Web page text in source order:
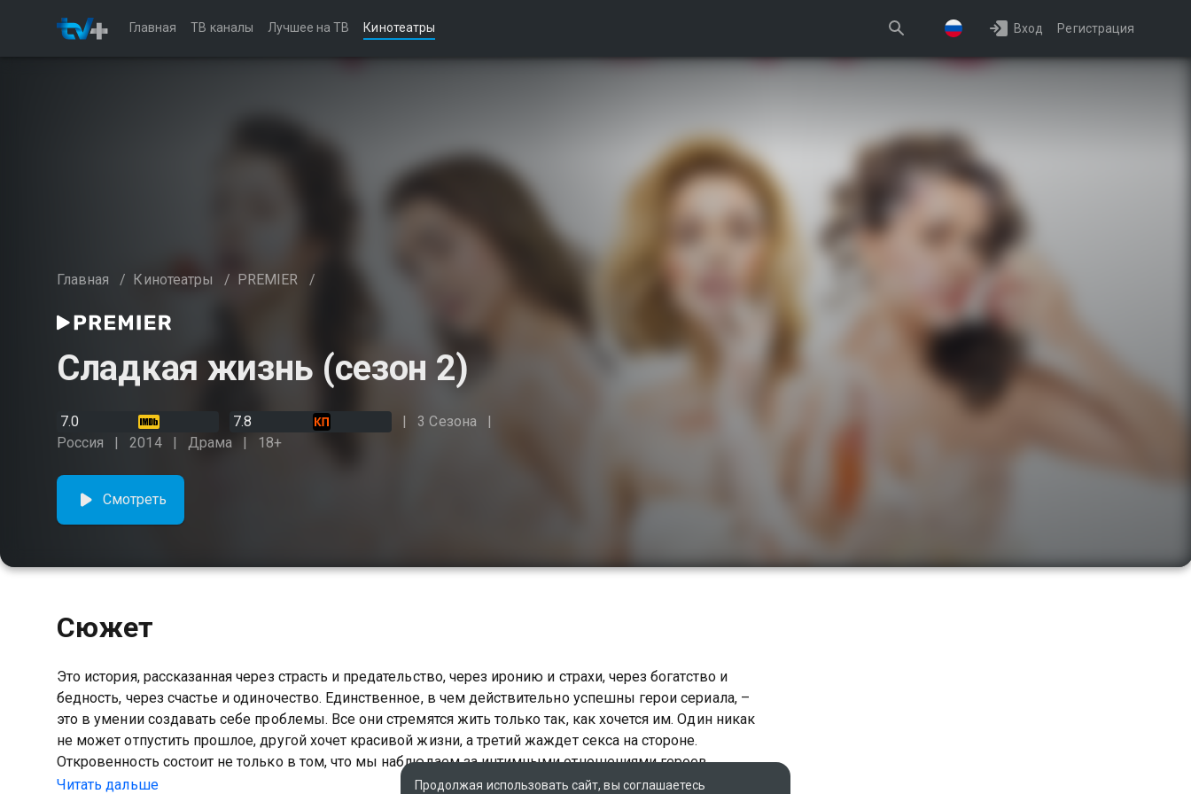
Главная ТВ каналы Лучшее на ТВ Кинотеатры Вход Регистрация
Главная / Кинотеатры / PREMIER /
Сладкая жизнь (сезон 2)
7.0 7.8
3 Сезона
Россия
2014 Драма 18+
Смотреть
Сюжет
Это история, рассказанная через страсть и предательство, через иронию и страхи, через богатство и
бедность, через счастье и одиночество. Единственное, в чем действительно успешны герои сериала, –
это в умении создавать себе проблемы. Все они стремятся жить только так, как хочется им. Один никак
не может отпустить прошлое, другой хочет красивой жизни, а третий жаждет секса на стороне.
Откровенность состоит не только в том, что мы наблюдаем за интимными отношениями героев.
Создатели сериала не боятся показывать зрителям чужую жизнь такой, какая она есть, во всем ее
Читать дальше Продолжая использовать сайт, вы соглашаетесь